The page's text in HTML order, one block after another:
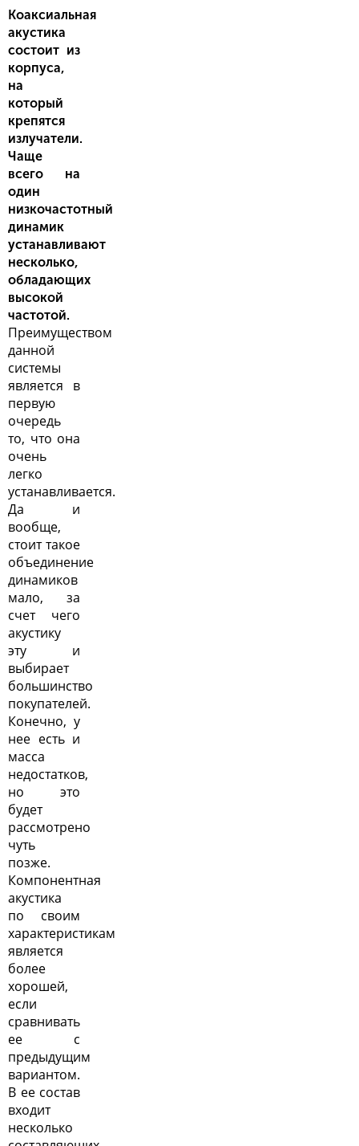
Коаксиальная
акустика
состоит из
корпуса,
на
который
крепятся
излучатели.
Чаще
всего на
один
низкочастотный
динамик
устанавливают
несколько,
обладающих
высокой
частотой.
Преимуществом
данной
системы
является в
первую
очередь
то, что она
очень
легко
устанавливается.
Да и
вообще,
стоит такое
объединение
динамиков
мало, за
счет чего
акустику
эту и
выбирает
большинство
покупателей.
Конечно, у
нее есть и
масса
недостатков,
но это
будет
рассмотрено
чуть
позже.
Компонентная
акустика
по своим
характеристикам
является
более
хорошей,
если
сравнивать
ее с
предыдущим
вариантом.
В ее состав
входит
несколько